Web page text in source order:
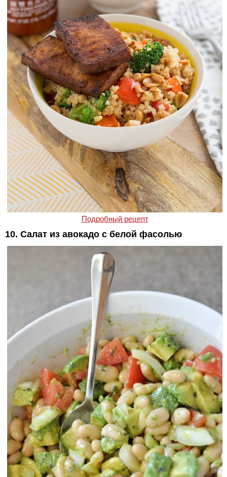
Подробный рецепт
10. Салат из авокадо с белой фасолью